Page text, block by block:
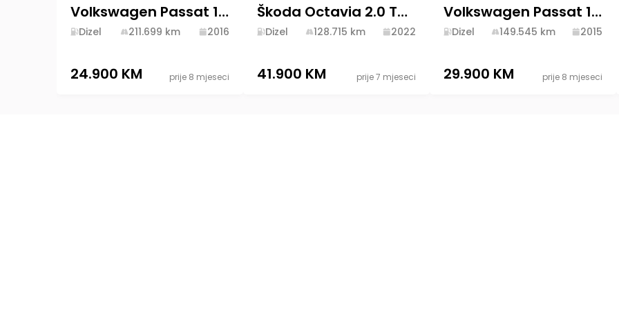
Volkswagen Passat 1.6 TDI DSG 2016 Diesel
Dizel 211.699 km 2016
24.900 KM prije 8 mjeseci
Škoda Octavia 2.0 TDI DSG 2022 Diesel
Dizel 128.715 km 2022
41.900 KM prije 7 mjeseci
Volkswagen Passat 1.6 TDI 2015 Diesel
Dizel 149.545 km 2015
29.900 KM prije 8 mjeseci